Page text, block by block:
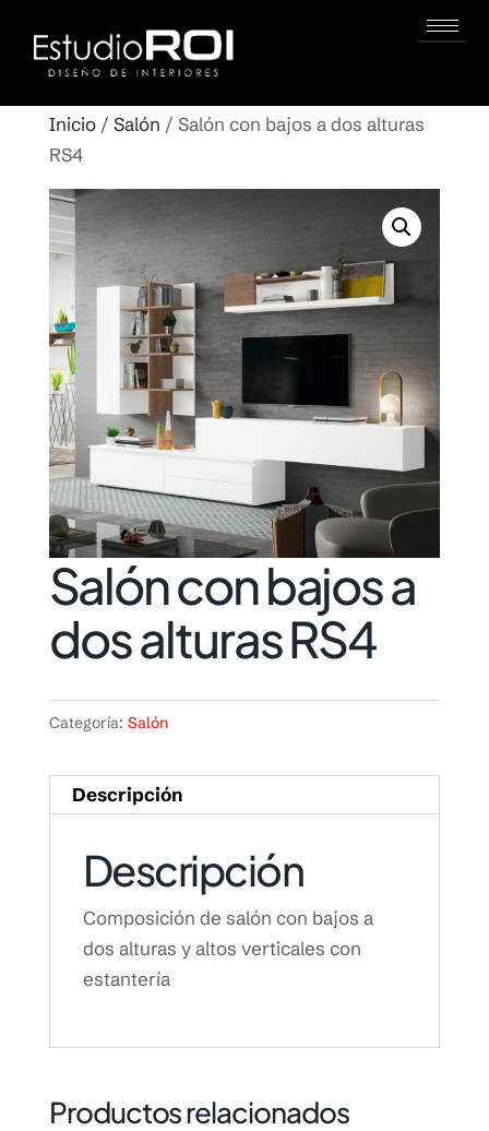
Inicio/ Salón / Salón con bajos a dos alturas
RS4
Salón con bajos a
dos alturas RS4
Categoría: Salón
Descripción
Descripción
Composición de salón con bajos a
dos alturas y altos verticales con
estantería
Productos relacionados